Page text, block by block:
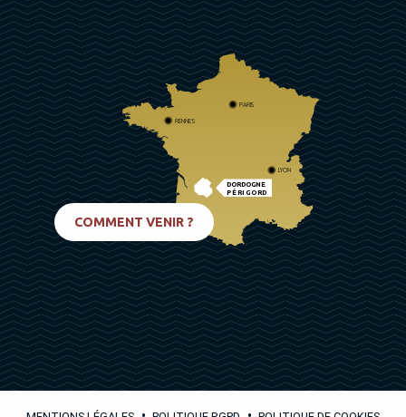
DORDOGNE
PÉRIGORD
PARIS
RENNES
LYON
COMMENT VENIR ?